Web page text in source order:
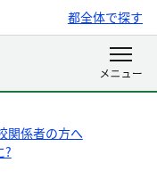
都全体で探す
関係者の方へ
?